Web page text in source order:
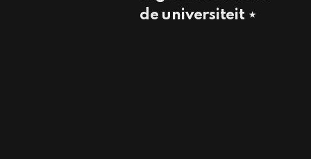
de universiteit ⋆